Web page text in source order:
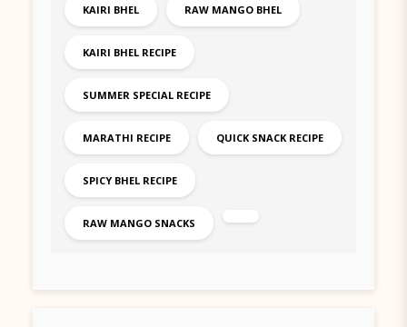
KAIRI BHEL RAW MANGO BHEL
KAIRI BHEL RECIPE
SUMMER SPECIAL RECIPE
MARATHI RECIPE QUICK SNACK RECIPE
SPICY BHEL RECIPE
RAW MANGO SNACKS